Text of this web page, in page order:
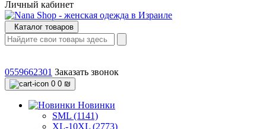
Личный кабинет
Каталог товаров
0559662301 Заказать звонок
0 0 ₪
Новинки
SML (1141)
XL-10XL (2773)